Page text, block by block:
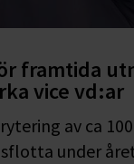
framtida
vice vd:ar
av ca
under